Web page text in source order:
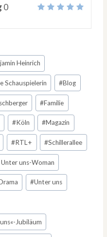
0
Heinrich
Schauspielerin #Blog
#Familie
#Köln #Magazin
#RTL+ #Schillerallee
uns-Woman
#Unter uns
Jubiläum